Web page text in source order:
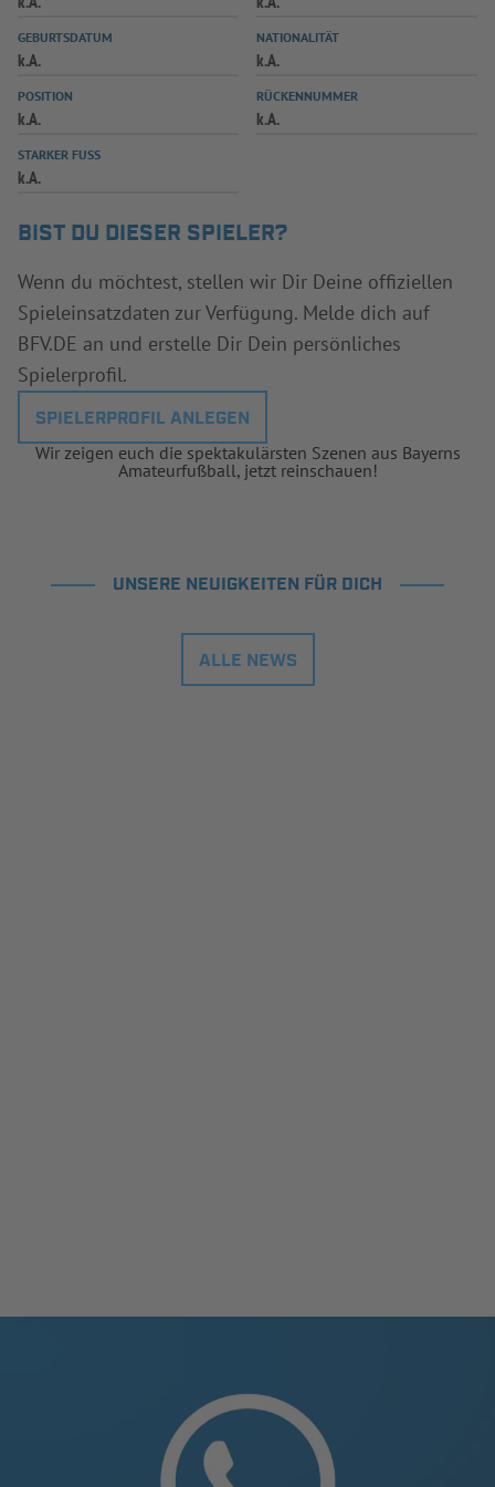
SPIELPLUS
GEBURTSDATUM
k.A.
NATIONALITÄT
k.A.
POSITION
k.A.
RÜCKENNUMMER
k.A.
STARKER FUSS
k.A.
BIST DU DIESER SPIELER?
Wenn du möchtest, stellen wir Dir Deine offiziellen
Spieleinsatzdaten zur Verfügung. Melde dich auf
BFV.DE an und erstelle Dir Dein persönliches
Spielerprofil.
SPIELERPROFIL ANLEGEN
Wir zeigen euch die spektakulärsten Szenen aus Bayerns
Amateurfußball, jetzt reinschauen!
UNSERE NEUIGKEITEN FÜR DICH
ALLE NEWS